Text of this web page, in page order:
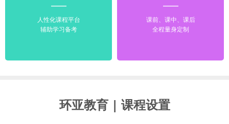
人性化课程平台
辅助学习备考
课前、课中、课后
全程量身定制
环亚教育 | 课程设置